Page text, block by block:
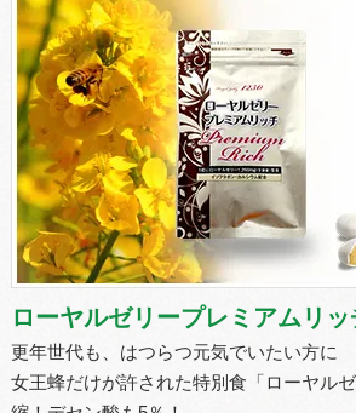
ローヤルゼリープレミアムリッ
更年世代も、はつらつ元気でいたい方に
女王蜂だけが許された特別食「ローヤル